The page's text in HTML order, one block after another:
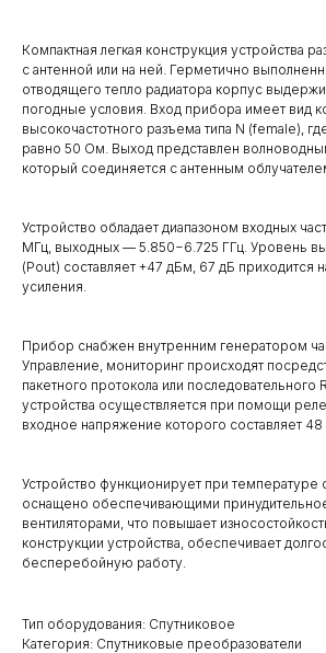
Компактная легкая конструкция устройства
с антенной или на ней. Герметично
отводящего тепло радиатора корпус
погодные условия. Вход прибора имеет вид
высокочастотного разъема типа N (female),
равно 50 Ом. Выход представлен
который соединяется с антенным
Устройство обладает диапазоном входных
МГц, выходных — 5.850−6.725 ГГц. Уровень
(Pout) составляет +47 дБм, 67 дБ приходится
усиления.
Прибор снабжен внутренним генератором
Управление, мониторинг происходят
пакетного протокола или последовательного
устройства осуществляется при помощи
входное напряжение которого составляет 48
Устройство функционирует при температуре
оснащено обеспечивающими
вентиляторами, что повышает
конструкции устройства, обеспечивает
бесперебойную работу.
Тип оборудования: Спутниковое
Категория: Спутниковые преобразователи